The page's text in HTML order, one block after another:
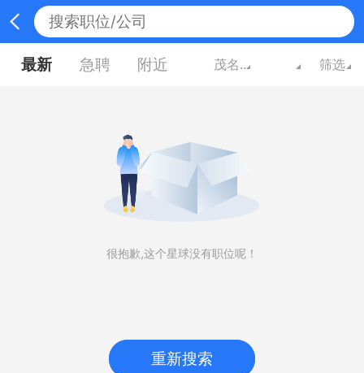
最新 急聘 附近 茂名广东 筛选
很抱歉,这个星球没有职位呢！
重新搜索